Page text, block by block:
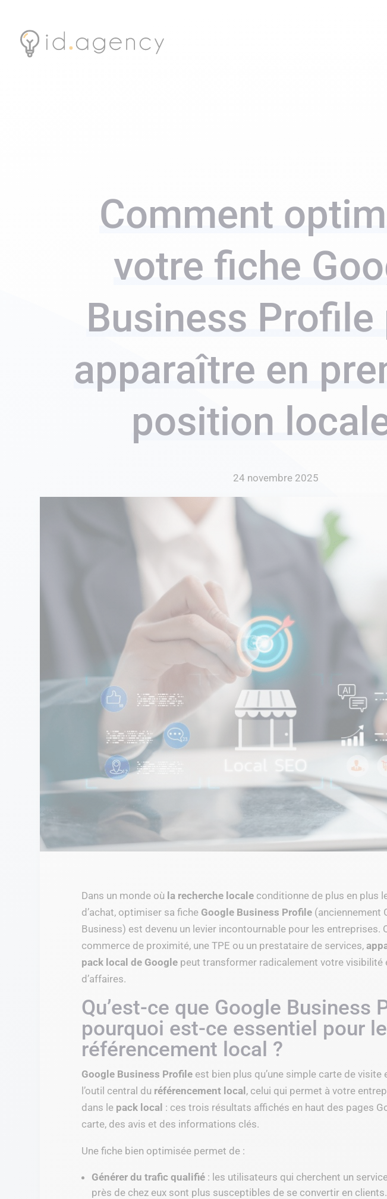
Comment
votre fiche
Business Profile
apparaître en
position
24 novembre 2025
Dans un monde où la recherche locale conditionne de plus en plus
d’achat, optimiser sa fiche Google Business Profile (anciennement
Business) est devenu un levier incontournable pour les entreprises.
commerce de proximité, une TPE ou un prestataire de services,
pack local de Google peut transformer radicalement votre visibilité
d’affaires.
Qu’est-ce que Google Business
pourquoi est-ce essentiel pour le
référencement local ?
Google Business Profile est bien plus qu’une simple carte de visite
l’outil central du référencement local, celui qui permet à votre
dans le pack local : ces trois résultats affichés en haut des pages
carte, des avis et des informations clés.
Une fiche bien optimisée permet de :
Générer du trafic qualifié : les utilisateurs qui cherchent un
près de chez eux sont plus susceptibles de se convertir en clients.